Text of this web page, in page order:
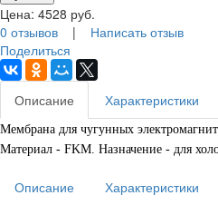
Цена: 4528 руб.
0 отзывов | Написать отзыв
Поделиться
Описание Характеристики
Мембрана для чугунных
Материал - FKM. Назначение - для
Описание Характеристики